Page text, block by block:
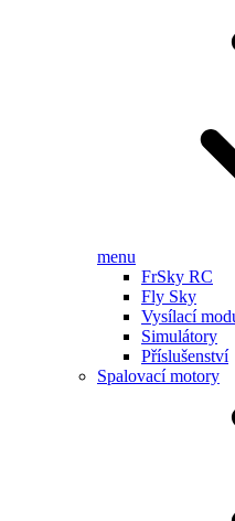
menu
FrSky RC
Fly Sky
Vysílací
Simulátory
Příslušenství
Spalovací motory